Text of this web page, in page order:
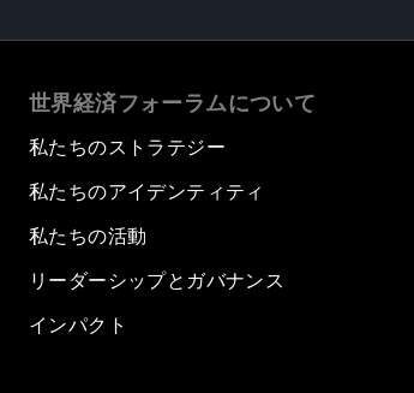
世界経済フォーラムについて
私たちのストラテジー
私たちのアイデンティティ
私たちの活動
リーダーシップとガバナンス
インパクト